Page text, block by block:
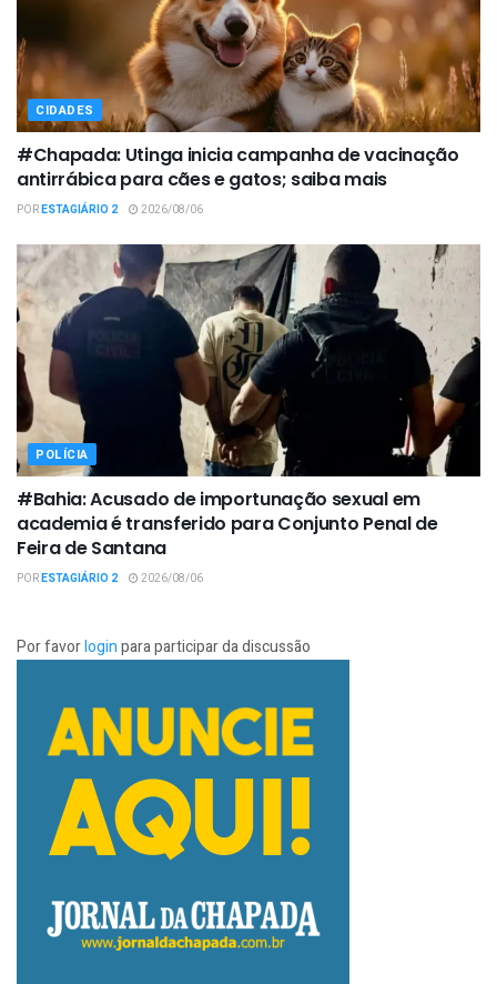
CIDADES
#Chapada: Utinga inicia campanha de vacinação
antirrábica para cães e gatos; saiba mais
PORESTAGIÁRIO 2 2026/08/06
POLÍCIA
#Bahia: Acusado de importunação sexual em
academia é transferido para Conjunto Penal de
Feira de Santana
PORESTAGIÁRIO 2 2026/08/06
Por favorloginpara participar da discussão